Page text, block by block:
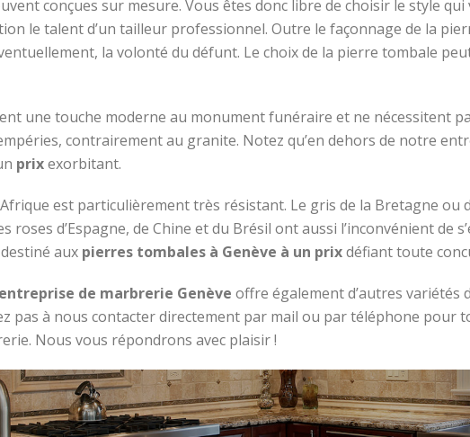
conçues sur mesure. Vous êtes donc libre de choisir le style
le talent d’un tailleur professionnel. Outre le façonnage de la
la volonté du défunt. Le choix de la pierre tombale
une touche moderne au monument funéraire et ne nécessitent
contrairement au granite. Notez qu’en dehors de notre
prixexorbitant.
est particulièrement très résistant. Le gris de la Bretagne
roses d’Espagne, de Chine et du Brésil ont aussi l’inconvénient de
aux pierres tombales à Genève à un prixdéfiant toute
entreprise de marbrerie Genève offre également d’autres variétés
pas à nous contacter directement par mail ou par téléphone pour
Nous vous répondrons avec plaisir !